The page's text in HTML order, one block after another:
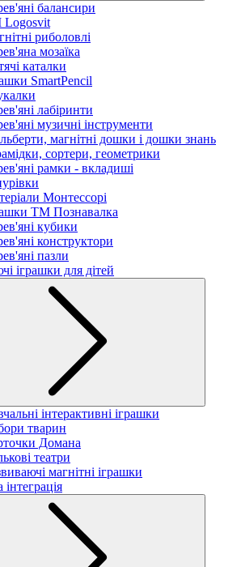
балансири
Logosvit
риболовлі
мозаїка
каталки
SmartPencil
лабіринти
музичні інструменти
магнітні дошки і дошки знань
сортери, геометрики
рамки - вкладиші
Монтессорі
ТМ Познавалка
кубики
конструктори
пазли
іграшки для дітей
інтерактивні іграшки
тварин
Домана
театри
магнітні іграшки